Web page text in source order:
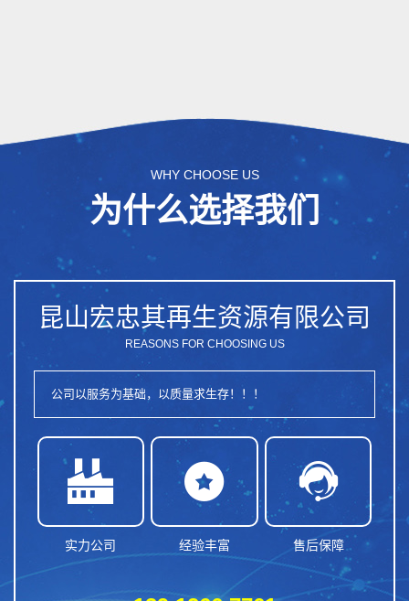
WHY CHOOSE US
为什么选择我们
昆山宏忠其再生资源有限公司
REASONS FOR CHOOSING US
公司以服务为基础，以质量求生存！！！

实力公司

经验丰富

售后保障